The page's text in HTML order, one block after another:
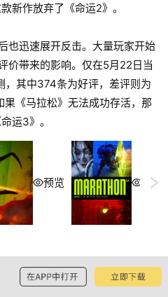
新作放弃了《命运2》。
也迅速展开反击。大量玩家开始
价带来的影响。仅在5月22日当
，其中374条为好评，差评则为
《马拉松》无法成功存活，那
运3》。
预览 预览